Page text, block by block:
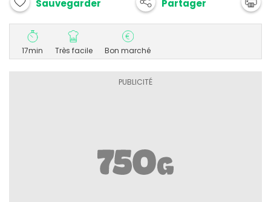
Sauvegarder Partager
17min Très facile Bon marché